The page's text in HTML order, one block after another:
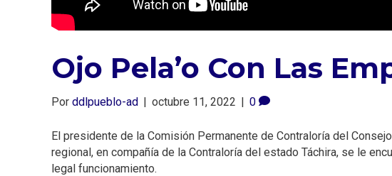
Ojo Pela’o Con Las
Por ddlpueblo-ad | octubre 11, 2022 | 0
El presidente de la Comisión Permanente de Contraloría del
regional, en compañía de la Contraloría del estado Táchira, se le
legal funcionamiento.